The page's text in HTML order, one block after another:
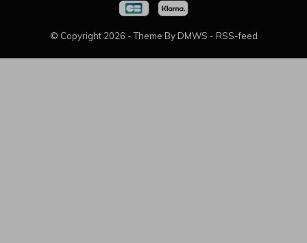
© Copyright 2026 - Theme By DMWS - RSS-feed